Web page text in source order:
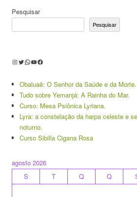
Pesquisar
Pesquisar
Instagram
Twitter
WhatsApp
Youtube
Facebook
Obaluaê: O Senhor da Saúde e da Morte.
Tudo sobre Yemanjá: A Rainha do Mar.
Curso: Mesa Psiônica Lyriana.
Lyra: a constelação da harpa celeste e
noturno.
Curso Sibilla Cigana Rosa
agosto 2026
S
T Q Q